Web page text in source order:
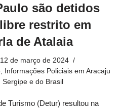
são detidos
restrito em
de Atalaia
12 de março de 2024
Informações Policiais em Aracaju
e do Brasil
Turismo (Detur) resultou na